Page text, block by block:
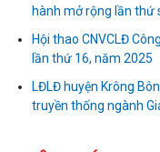
hành mở rộng lần thứ
Hội thao CNVCLĐ
lần thứ 16, năm 2025
LĐLĐ huyện Krông
truyền thống ngành